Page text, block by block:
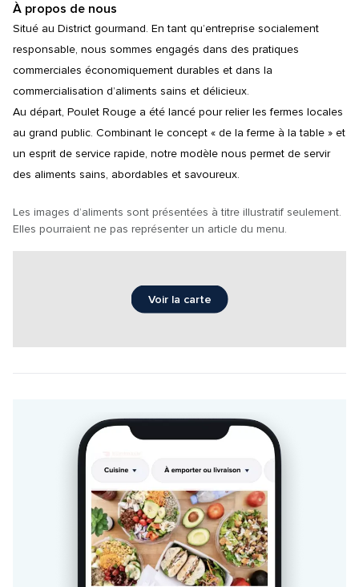
À propos de nous
Situé au District gourmand. En tant qu’entreprise socialement
responsable, nous sommes engagés dans des pratiques
commerciales économiquement durables et dans la
commercialisation d’aliments sains et délicieux.
Au départ, Poulet Rouge a été lancé pour relier les fermes locales
au grand public. Combinant le concept « de la ferme à la table » et
un esprit de service rapide, notre modèle nous permet de servir
des aliments sains, abordables et savoureux.
Les images d’aliments sont présentées à titre illustratif seulement.
Elles pourraient ne pas représenter un article du menu.
Voir la carte